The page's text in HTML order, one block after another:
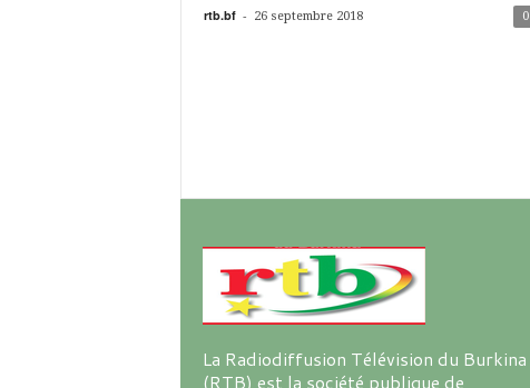
i
rtb.bf - 26 septembre 2018 0
La Radiodiffusion Télévision du Burkina
(RTB) est la société publique de